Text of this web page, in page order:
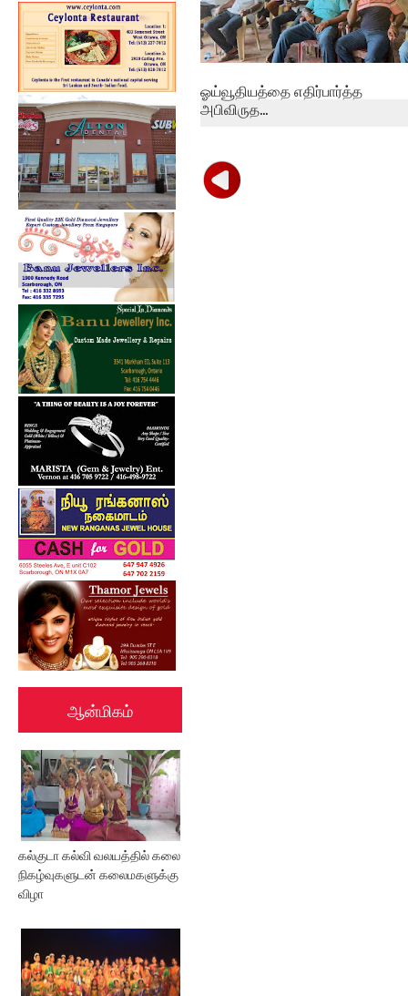
ஆன்மிகம்
கல்குடா கல்வி வலயத்தில் கலை
நிகழ்வுகளுடன் கலைமகளுக்கு
விழா
ஓய்வூதியத்தை எதிர்பார்த்த
அபிவிருத...